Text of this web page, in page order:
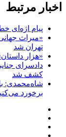
اخبار مرتبط
پیام اژه‌ای
«میراث
تهران شد
«هزار
دادسرای
کشف شد
شاه‌محمدی:
برخورد